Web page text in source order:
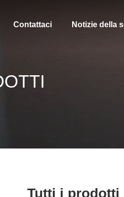
Contattaci Notizie della
Tutti i prodotti